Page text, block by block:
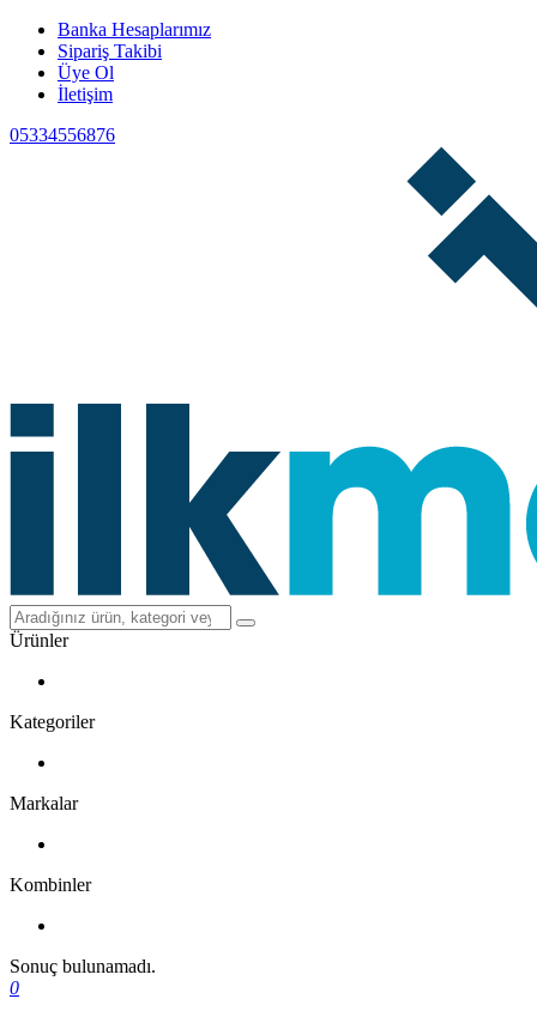
Banka Hesaplarımız
Sipariş Takibi
Üye Ol
İletişim
05334556876
Ürünler
Kategoriler
Markalar
Kombinler
Sonuç bulunamadı.
0